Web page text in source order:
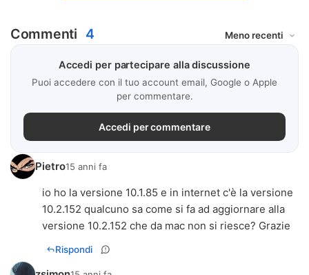
Commenti 4
Accedi per partecipare alla discussione
Puoi accedere con il tuo account email, Google o Apple
per commentare.
Accedi per commentare
Pietro15 anni fa
io ho la versione 10.1.85 e in internet c'è la versione
10.2.152 qualcuno sa come si fa ad aggiornare alla
versione 10.2.152 che da mac non si riesce? Grazie
Rispondi